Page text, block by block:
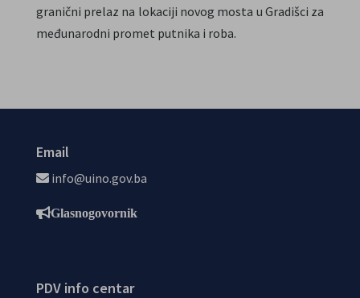
granični prelaz na lokaciji novog mosta u Gradišci za
međunarodni promet putnika i roba.
Email
info@uino.gov.ba
Glasnogovornik
PDV info centar